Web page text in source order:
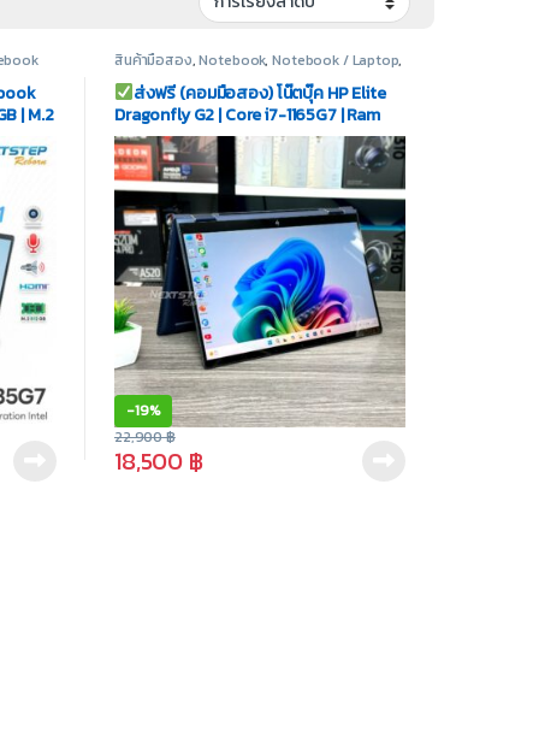
| M.2
สินค้ามือสอง,Notebook,Notebook / Laptop,
ส่งฟรี (คอมมือสอง) โน๊ตบุ๊ค HP Elite
Dragonfly G2 | Core i7-1165G7 | Ram
16GB | SSD M.2 512GB | Display
13.3″Touch | Wi-Fi 6
-19%
18,500 ฿
22,900฿